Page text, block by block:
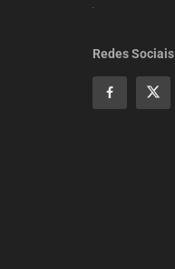
Redes Sociais